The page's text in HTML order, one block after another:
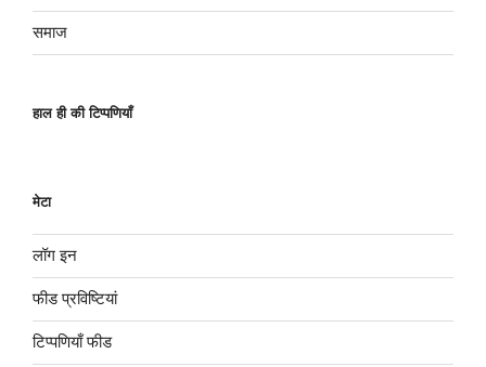
समाज
हाल ही की टिप्पणियाँ
मेटा
लॉग इन
फीड प्रविष्टियां
टिप्पणियाँ फीड